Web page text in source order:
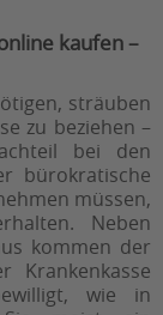
kaufen –
sträuben
zu beziehen –
bei den
bürokratische
müssen,
Neben
kommen der
Krankenkasse
wie in